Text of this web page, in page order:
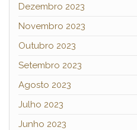
Dezembro 2023
Novembro 2023
Outubro 2023
Setembro 2023
Agosto 2023
Julho 2023
Junho 2023